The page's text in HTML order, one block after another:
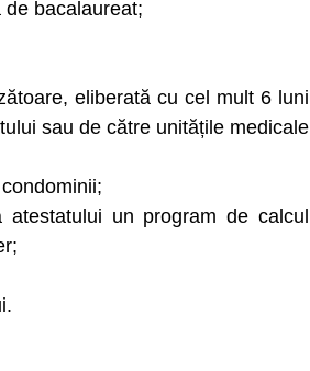
bacalaureat;
eliberată cu cel mult 6 luni
sau de către unitățile medicale
un program de calcul